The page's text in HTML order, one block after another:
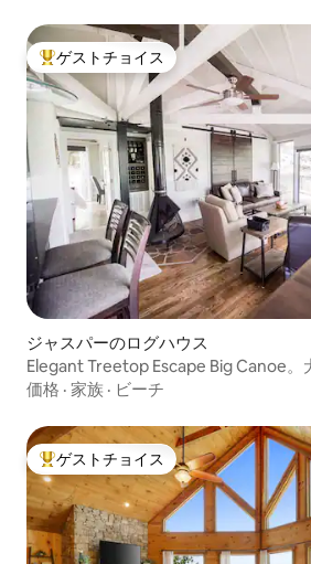
大好評のゲストチョイスです。
ゲストチョイス
ジャスパーのログハウス
Elegant Treetop Escape Big Canoe。
価格 · 家族 · ビーチ
大好評のゲストチョイスです。
ゲストチョイス